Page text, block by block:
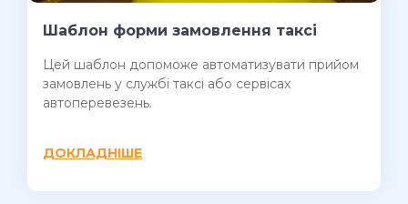
Шаблон форми замовлення таксі
Цей шаблон допоможе автоматизувати прийом
замовлень у службі таксі або сервісах
автоперевезень.
ДОКЛАДНІШЕ